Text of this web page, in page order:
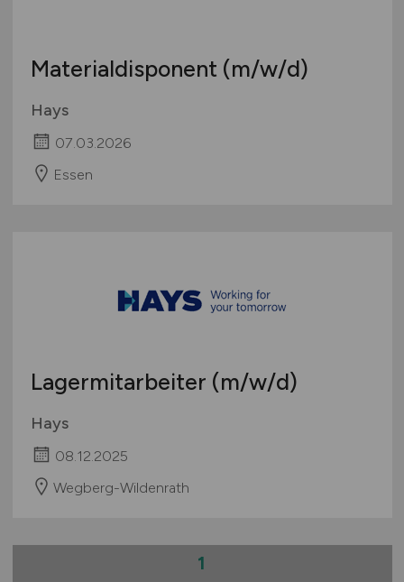
Materialdisponent (m/w/d)
Hays
07.03.2026
Essen
Lagermitarbeiter (m/w/d)
Hays
08.12.2025
Wegberg-Wildenrath
1